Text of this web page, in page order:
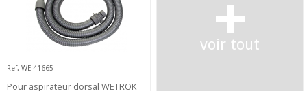
Ref. WE-41665
Pour aspirateur dorsal WETROK
+
voir tout